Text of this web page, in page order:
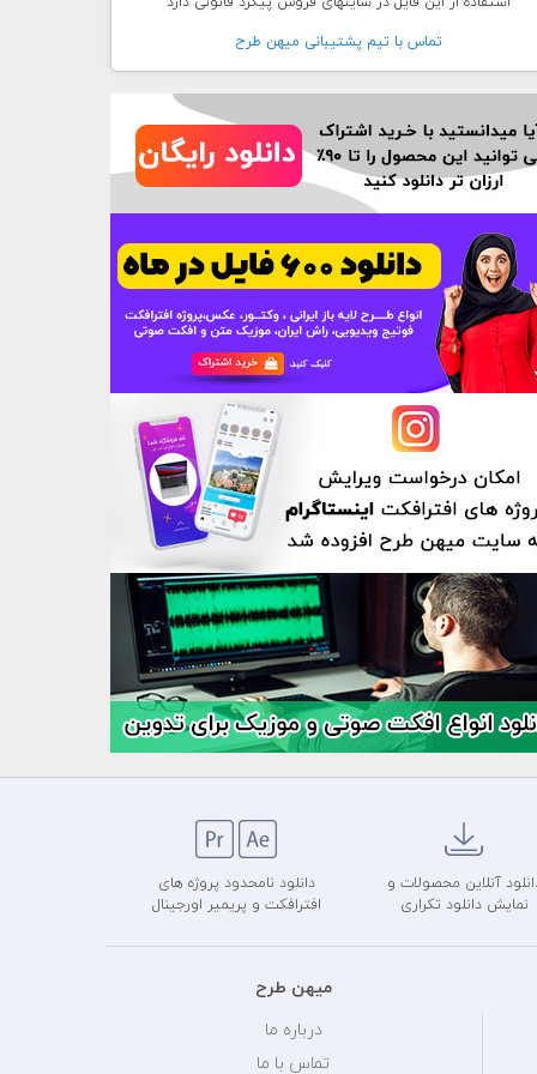
تماس با تيم پشتيبانی ميهن طرح
آنلاین محصولات و
نمایش دانلود تکراری
دانلود نامحدود پروژه های
افترافکت و پریمیر اورجینال
میهن طرح
درباره ما
تماس با ما